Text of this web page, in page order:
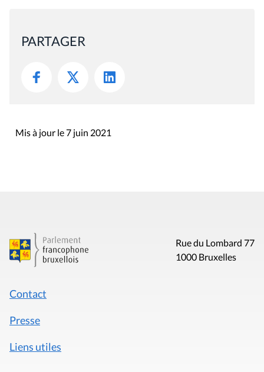
PARTAGER
Mis à jour le 7 juin 2021
Rue du Lombard 77
1000 Bruxelles
Contact
Presse
Liens utiles